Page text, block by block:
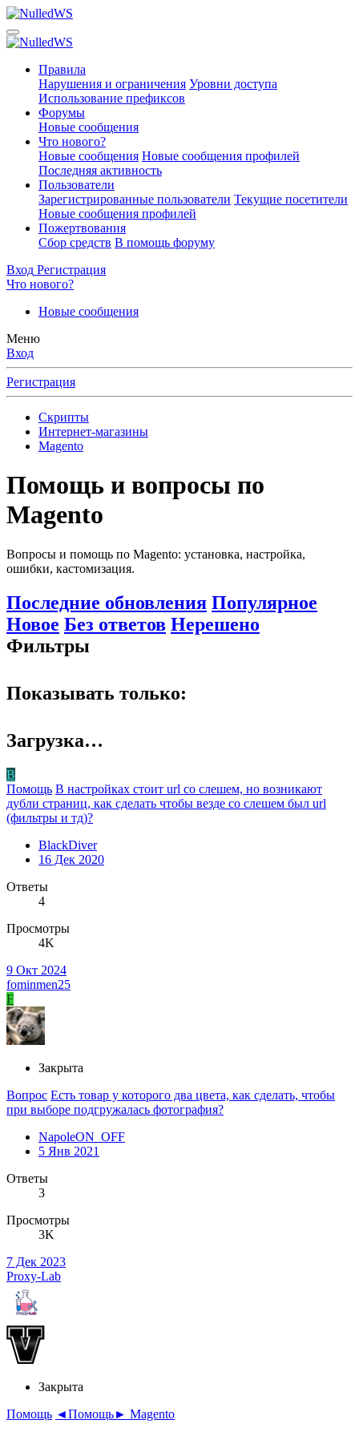
Правила
Нарушения и ограничения Уровни доступа
Использование префиксов
Форумы
Новые сообщения
Что нового?
Новые сообщения Новые сообщения профилей
Последняя активность
Пользователи
Зарегистрированные пользователи Текущие посетители
Новые сообщения профилей
Пожертвования
Сбор средств В помощь форуму
Вход Регистрация
Что нового?
Новые сообщения
Меню
Вход
Регистрация
Скрипты
Интернет-магазины
Magento
Помощь и вопросы по
Magento
Вопросы и помощь по Magento: установка, настройка,
ошибки, кастомизация.
Последние обновления Популярное
Новое Без ответов Нерешено
Фильтры
Показывать только:
Загрузка…
B
Помощь В настройках стоит url со слешем, но возникают
дубли страниц, как сделать чтобы везде со слешем был url
(фильтры и тд)?
BlackDiver
16 Дек 2020
Ответы
4
Просмотры
4K
9 Окт 2024
fominmen25
F
Закрыта
Вопрос Есть товар у которого два цвета, как сделать, чтобы
при выборе подгружалась фотография?
NapoleON_OFF
5 Янв 2021
Ответы
3
Просмотры
3K
7 Дек 2023
Proxy-Lab
Закрыта
Помощь ◄Помощь► Magento